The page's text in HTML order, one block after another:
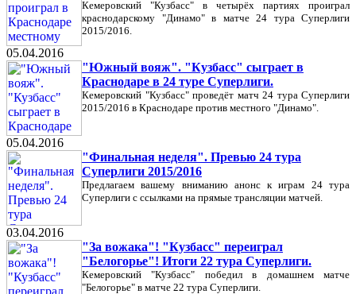
Кемеровский "Кузбасс" в четырёх партиях проиграл
краснодарскому "Динамо" в матче 24 тура Суперлиги
2015/2016.
05.04.2016
"Южный вояж". "Кузбасс" сыграет в
Краснодаре в 24 туре Суперлиги.
Кемеровский "Кузбасс" проведёт матч 24 тура Суперлиги
2015/2016 в Краснодаре против местного "Динамо".
05.04.2016
"Финальная неделя". Превью 24 тура
Суперлиги 2015/2016
Предлагаем вашему вниманию анонс к играм 24 тура
Суперлиги с ссылками на прямые трансляции матчей.
03.04.2016
"За вожака"! "Кузбасс" переиграл
"Белогорье"! Итоги 22 тура Суперлиги.
Кемеровский "Кузбасс" победил в домашнем матче
"Белогорье" в матче 22 тура Суперлиги.